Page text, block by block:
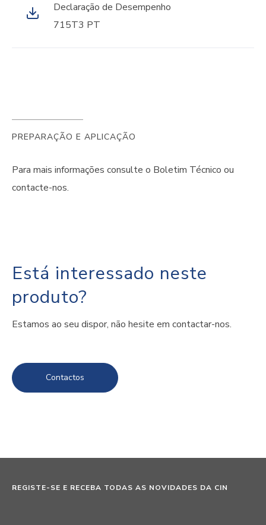
Declaração de Desempenho
715T3 PT
PREPARAÇÃO E APLICAÇÃO
Para mais informações consulte o Boletim Técnico ou
contacte-nos.
Está interessado neste
produto?
Estamos ao seu dispor, não hesite em contactar-nos.
Contactos
REGISTE-SE E RECEBA TODAS AS NOVIDADES DA CIN